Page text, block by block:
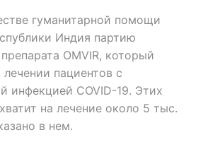
гуманитарной помощи
Индия партию
OMVIR, который
лечении пациентов с
инфекцией COVID-19. Этих
на лечение около 5 тыс.
в нем.